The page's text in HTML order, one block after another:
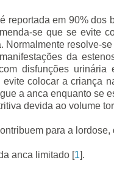
reportada em 90% dos
se que se evite
Normalmente resolve-
da
disfunções urinária
evite colocar a criança
a anca enquanto se
devida ao volume
para a
anca limitado [1].